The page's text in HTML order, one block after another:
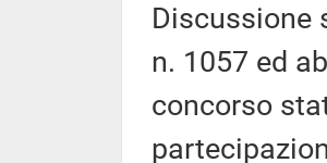
Discussione
n. 1057 ed
concorso